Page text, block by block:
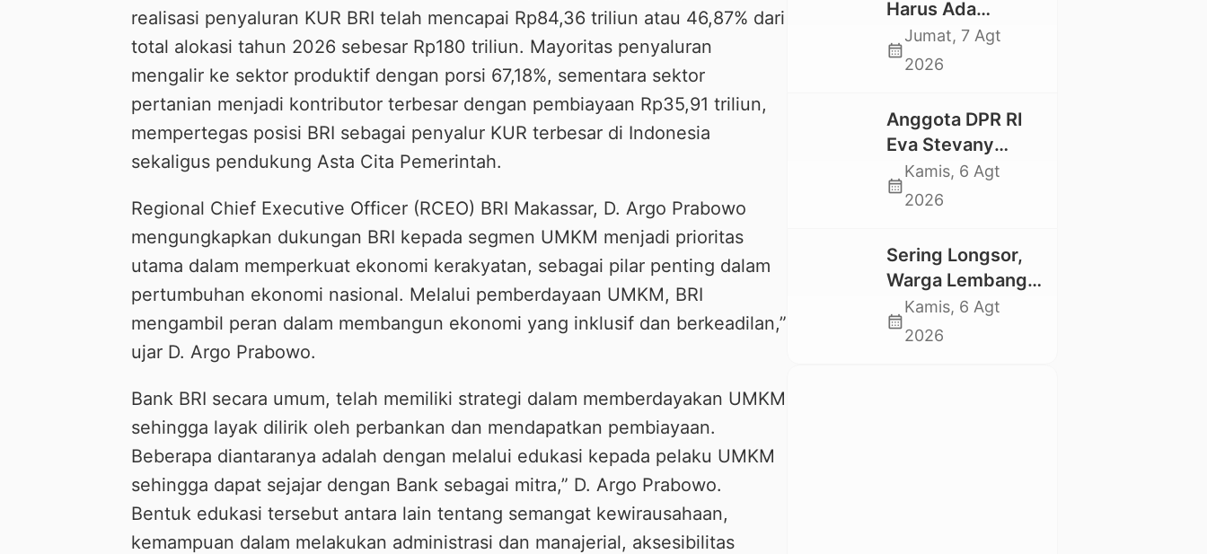
realisasi penyaluran KUR BRI telah mencapai Rp84,36 triliun atau 46,87% dari
total alokasi tahun 2026 sebesar Rp180 triliun. Mayoritas penyaluran
mengalir ke sektor produktif dengan porsi 67,18%, sementara sektor
pertanian menjadi kontributor terbesar dengan pembiayaan Rp35,91 triliun,
mempertegas posisi BRI sebagai penyalur KUR terbesar di Indonesia
sekaligus pendukung Asta Cita Pemerintah.
Regional Chief Executive Officer (RCEO) BRI Makassar, D. Argo Prabowo
mengungkapkan dukungan BRI kepada segmen UMKM menjadi prioritas
utama dalam memperkuat ekonomi kerakyatan, sebagai pilar penting dalam
pertumbuhan ekonomi nasional. Melalui pemberdayaan UMKM, BRI
mengambil peran dalam membangun ekonomi yang inklusif dan berkeadilan,”
ujar D. Argo Prabowo.
Bank BRI secara umum, telah memiliki strategi dalam memberdayakan UMKM
sehingga layak dilirik oleh perbankan dan mendapatkan pembiayaan.
Beberapa diantaranya adalah dengan melalui edukasi kepada pelaku UMKM
sehingga dapat sejajar dengan Bank sebagai mitra,” D. Argo Prabowo.
Bentuk edukasi tersebut antara lain tentang semangat kewirausahaan,
kemampuan dalam melakukan administrasi dan manajerial, aksesibilitas
Mahasiswa
Nasional 2026
Harus Ada
Kepastian Hukum
Hilangnya Stoner,
tidak Larut dalam
Trauma dan
Kesedihan
Berkepanjangan
calendar_month
Jumat, 7 Agt
2026
Anggota DPR RI
Eva Stevany
Rataba Salurkan
Bantuan Bagi
Longsor di Buntu
Pepasan
calendar_month
Kamis, 6 Agt
2026
Sering Longsor,
Warga Lembang
Gasing Swadaya
Bangun Plat
calendar_month
Kamis, 6 Agt
2026